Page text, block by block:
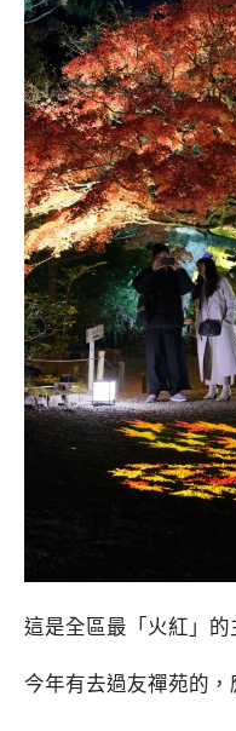
這是全區最「火紅」
今年有去過友禪苑的